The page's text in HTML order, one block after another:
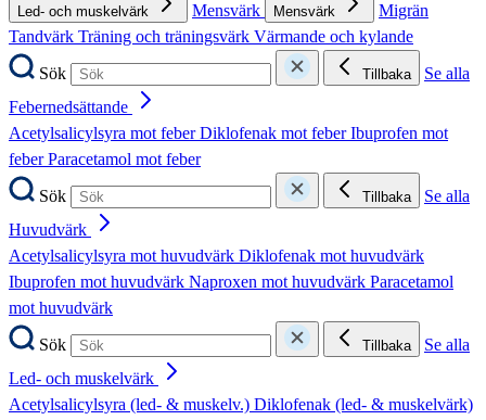
Led- och muskelvärk Mensvärk Mensvärk
Migrän
Tandvärk Träning och träningsvärk Värmande och kylande
Sök
Tillbaka
Se alla
Febernedsättande
Acetylsalicylsyra mot feberDiklofenak mot feberIbuprofen mot
feberParacetamol mot feber
Sök
Tillbaka
Se alla
Huvudvärk
Acetylsalicylsyra mot huvudvärk Diklofenak mot huvudvärk
Ibuprofen mot huvudvärk Naproxen mot huvudvärk Paracetamol
mot huvudvärk
Sök
Tillbaka
Se alla
Led- och muskelvärk
Acetylsalicylsyra (led- & muskelv.) Diklofenak (led- & muskelvärk)